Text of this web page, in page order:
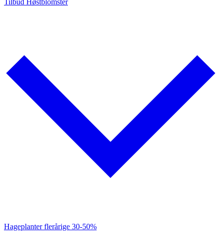
Tilbud Høstblomster
Hageplanter flerårige 30-50%